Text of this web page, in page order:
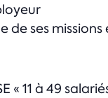
de ses
« 11 à 49